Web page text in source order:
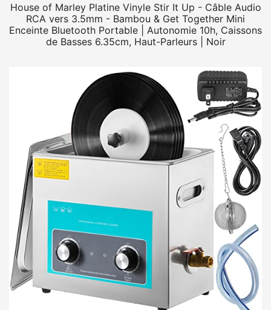
House of Marley Platine Vinyle Stir It Up - Câble Audio
RCA vers 3.5mm - Bambou & Get Together Mini
Enceinte Bluetooth Portable | Autonomie 10h, Caissons
de Basses 6.35cm, Haut-Parleurs | Noir